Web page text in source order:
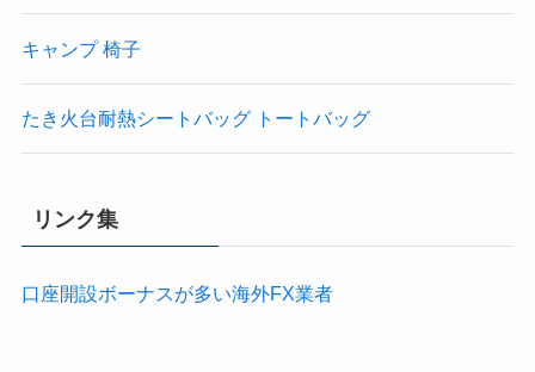
キャンプ 椅子
たき火台耐熱シートバッグ トートバッグ
リンク集
口座開設ボーナスが多い海外FX業者